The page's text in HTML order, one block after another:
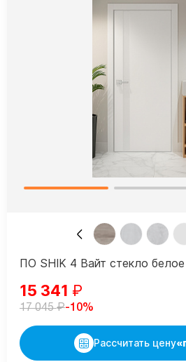
ПО SHIK 4 Вайт стекло белое
15 341 ₽
17 045₽-10%
Рассчитать цену